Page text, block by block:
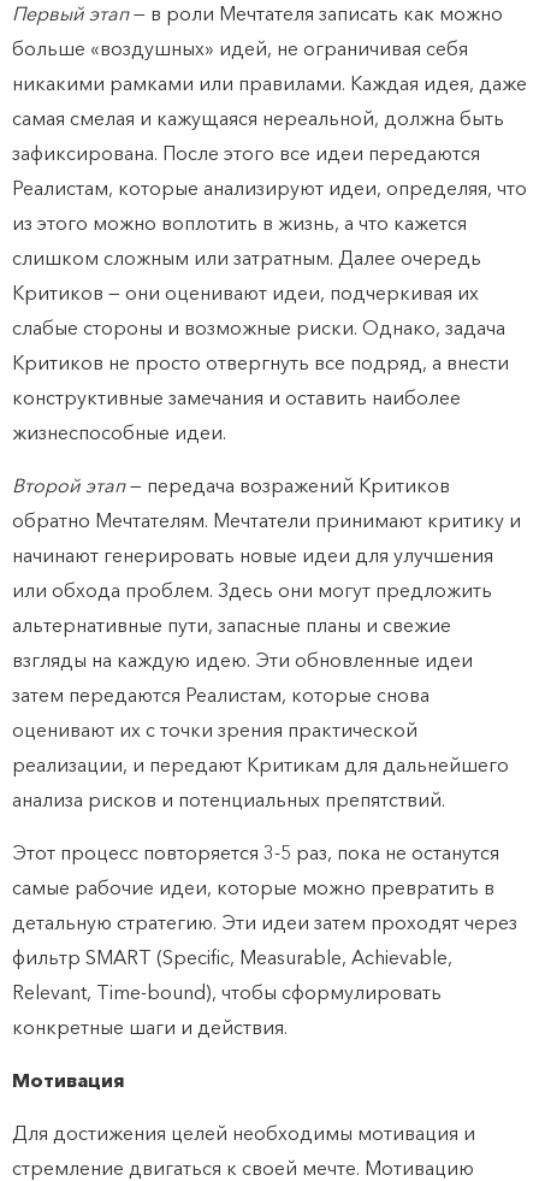
Первый этап— в роли Мечтателя записать как можно
больше «воздушных» идей, не ограничивая себя
никакими рамками или правилами. Каждая идея, даже
самая смелая и кажущаяся нереальной, должна быть
зафиксирована. После этого все идеи передаются
Реалистам, которые анализируют идеи, определяя, что
из этого можно воплотить в жизнь, а что кажется
слишком сложным или затратным. Далее очередь
Критиков — они оценивают идеи, подчеркивая их
слабые стороны и возможные риски. Однако, задача
Критиков не просто отвергнуть все подряд, а внести
конструктивные замечания и оставить наиболее
жизнеспособные идеи.
Второй этап— передача возражений Критиков
обратно Мечтателям. Мечтатели принимают критику и
начинают генерировать новые идеи для улучшения
или обхода проблем. Здесь они могут предложить
альтернативные пути, запасные планы и свежие
взгляды на каждую идею. Эти обновленные идеи
затем передаются Реалистам, которые снова
оценивают их с точки зрения практической
реализации, и передают Критикам для дальнейшего
анализа рисков и потенциальных препятствий.
Этот процесс повторяется 3-5 раз, пока не останутся
самые рабочие идеи, которые можно превратить в
детальную стратегию. Эти идеи затем проходят через
фильтр SMART (Specific, Measurable, Achievable,
Relevant, Time-bound), чтобы сформулировать
конкретные шаги и действия.
Мотивация
Для достижения целей необходимы мотивация и
стремление двигаться к своей мечте. Мотивацию